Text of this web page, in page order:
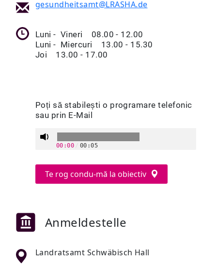
gesundheitsamt@LRASHA.de
Luni - Vineri 08.00 - 12.00
Luni - Miercuri 13.00 - 15.30
Joi 13.00 - 17.00
Poți să stabilești o programare telefonic
sau prin E-Mail
00:00 00:05
Te rog condu-mă la obiectiv
Anmeldestelle
Landratsamt Schwäbisch Hall